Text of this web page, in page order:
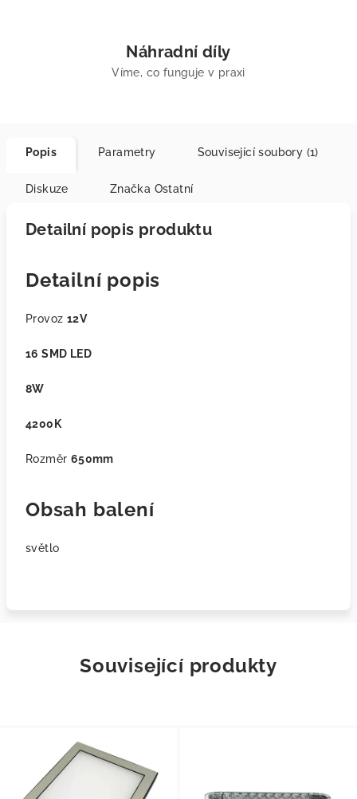
Náhradní díly
Víme, co funguje v praxi
Popis Parametry Související soubory (1)
Diskuze Značka Ostatní
Detailní popis produktu
Detailní popis
Provoz 12V
16 SMD LED
8W
4200K
Rozměr 650mm
Obsah balení
světlo
Související produkty